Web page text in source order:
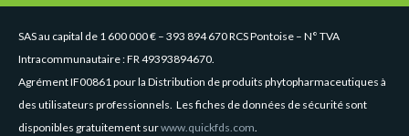
SAS au capital de 1 600 000 € – 393 894 670 RCS Pontoise – N° TVA
Intracommunautaire : FR 49393894670.
Agrément IF00861 pour la Distribution de produits phytopharmaceutiques à
des utilisateurs professionnels. Les fiches de données de sécurité sont
disponibles gratuitement surwww.quickfds.com.